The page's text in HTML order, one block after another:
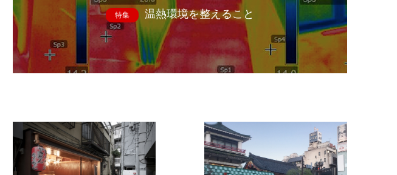
特集 温熱環境を整えること